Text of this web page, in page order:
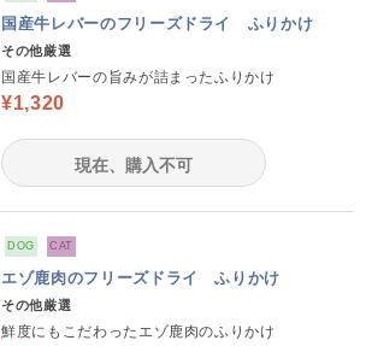
国産牛レバーのフリーズドライ ふりかけ
その他厳選
国産牛レバーの旨みが詰まったふりかけ
¥1,320
現在、購入不可
DOG CAT
エゾ鹿肉のフリーズドライ ふりかけ
その他厳選
鮮度にもこだわったエゾ鹿肉のふりかけ